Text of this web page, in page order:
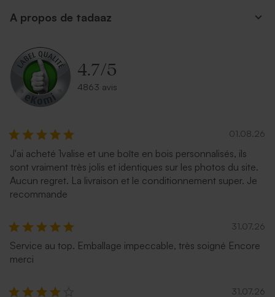
A propos de tadaaz
4.7/5
4863 avis
01.08.26
J'ai acheté 1valise et une boîte en bois personnalisés, ils
sont vraiment très jolis et identiques sur les photos du site.
Aucun regret. La livraison et le conditionnement super. Je
recommande
31.07.26
Service au top. Emballage impeccable, très soigné Encore
merci
31.07.26